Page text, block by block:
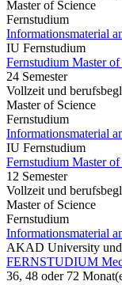
Master of Science
Fernstudium
Informationsmaterial
IU Fernstudium
Fernstudium Master
24 Semester
Vollzeit und
Master of Science
Fernstudium
Informationsmaterial
IU Fernstudium
Fernstudium Master
12 Semester
Vollzeit und
Master of Science
Fernstudium
Informationsmaterial
AKAD University
FERNSTUDIUM
36, 48 oder 72